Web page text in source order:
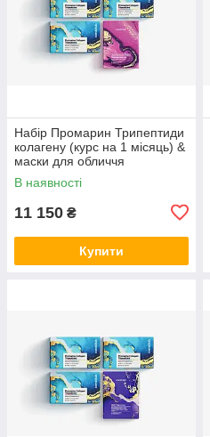
Набір Промарин Трипептиди
колагену (курс на 1 місяць) &
маски для обличчя
біоцелюлозні Advanced
Collagen (5 саше)
В наявності
11 150 ₴
Купити